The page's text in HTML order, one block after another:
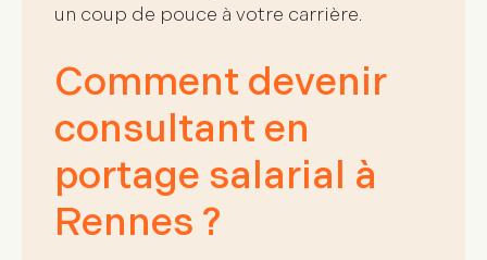
un coup de pouce à votre carrière.
Comment devenir
consultant en
portage salarial à
Rennes ?